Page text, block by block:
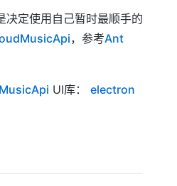
决定使用自己暂时最顺手的
，参考Ant
UI库： electron